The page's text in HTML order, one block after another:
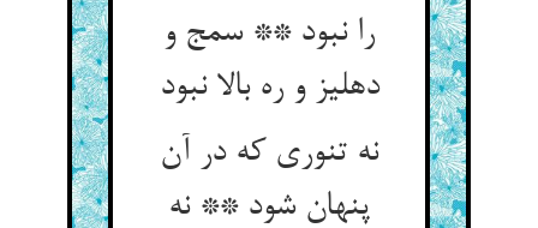
را نبود ** سمج و
دهلیز و ره بالا نبود
نه تنوری که در آن
پنهان شود ** نه